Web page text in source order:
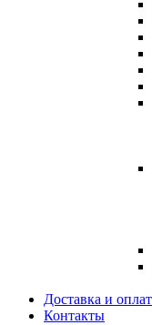
Доставка и
Контакты